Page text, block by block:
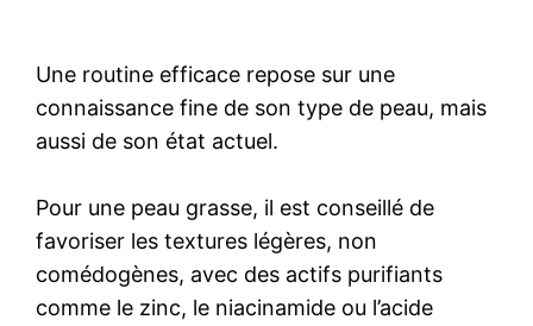
Une routine efficace repose sur une
connaissance fine de son type de peau, mais
aussi de son état actuel.
Pour une peau grasse, il est conseillé de
favoriser les textures légères, non
comédogènes, avec des actifs purifiants
comme le zinc, le niacinamide ou l’acide